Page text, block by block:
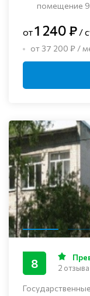
помещение 9
от1 240 ₽ /
от 37 200 ₽ /
8 2 отзыва